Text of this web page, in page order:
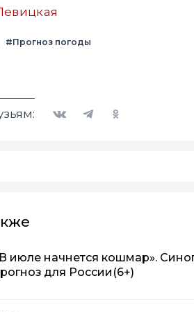
#Прогноз погоды
июле начнется кошмар».
для России (6+)